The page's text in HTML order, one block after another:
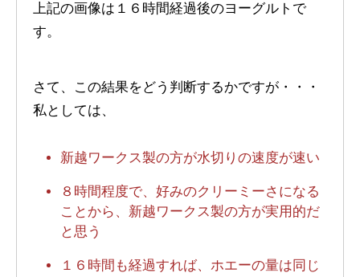
上記の画像は１６時間経過後のヨーグルトで
す。
さて、この結果をどう判断するかですが・・・
私としては、
新越ワークス製の方が水切りの速度が速い
８時間程度で、好みのクリーミーさになる
ことから、新越ワークス製の方が実用的だ
と思う
１６時間も経過すれば、ホエーの量は同じ